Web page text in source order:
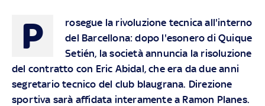
P
rosegue la rivoluzione tecnica all'interno
del Barcellona: dopo l'esonero di Quique
Setién, la società annuncia la risoluzione
del contratto con Eric Abidal, che era da due anni
segretario tecnico del club blaugrana. Direzione
sportiva sarà affidata interamente a Ramon Planes.